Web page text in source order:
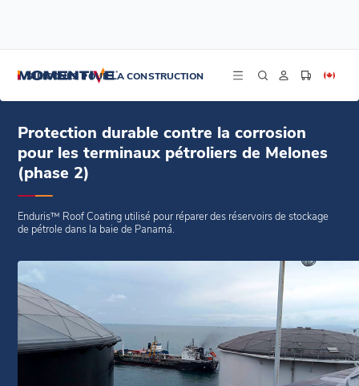
SILICONES POUR LA CONSTRUCTION
Protection durable contre la corrosion pour les terminaux pétroliers de Melones
(phase 2)
Protection durable contre la corrosion
pour les terminaux pétroliers de Melones
(phase 2)
Enduris™ Roof Coating utilisé pour réparer des réservoirs de stockage
de pétrole dans la baie de Panamá.